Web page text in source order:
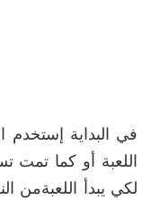
في البداية
لكي يبدأ اللعبةمن